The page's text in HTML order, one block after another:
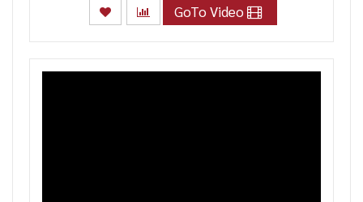
GoTo Video